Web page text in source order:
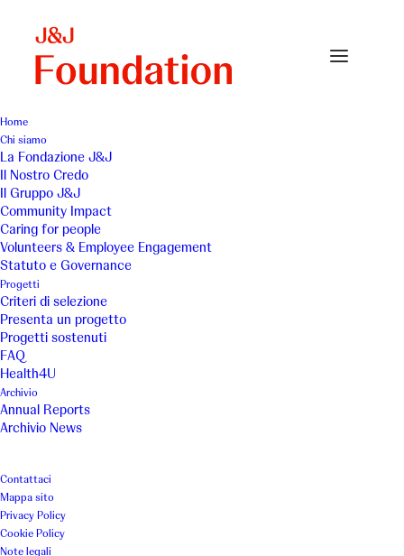
Home
Chi siamo
La Fondazione J&J
Il Nostro Credo
Il Gruppo J&J
Community Impact
Caring for people
Volunteers & Employee Engagement
Statuto e Governance
Progetti
Criteri di selezione
Presenta un progetto
Progetti sostenuti
FAQ
Health4U
Archivio
Annual Reports
Archivio News
Contattaci
Mappa sito
Privacy Policy
Cookie Policy
Note legali
Cooperativa Sociale
L’Accoglienza